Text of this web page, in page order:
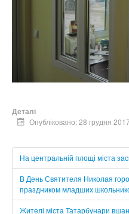
Деталі
Опубліковано: 28 грудня
На центральній площі міста
В День Святителя Николая
праздником младших
Жителі міста Татарбунари